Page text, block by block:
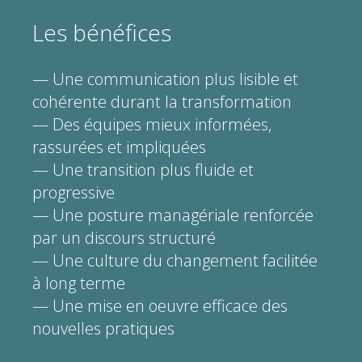
Les bénéfices
— Une communication plus lisible et
cohérente durant la transformation
— Des équipes mieux informées,
rassurées et impliquées
— Une transition plus fluide et
progressive
— Une posture managériale renforcée
par un discours structuré
— Une culture du changement facilitée
à long terme
— Une mise en oeuvre efficace des
nouvelles pratiques